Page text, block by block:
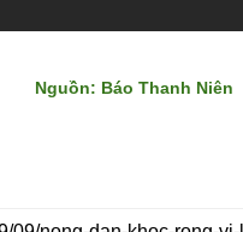
Nguồn: Báo Thanh Niên